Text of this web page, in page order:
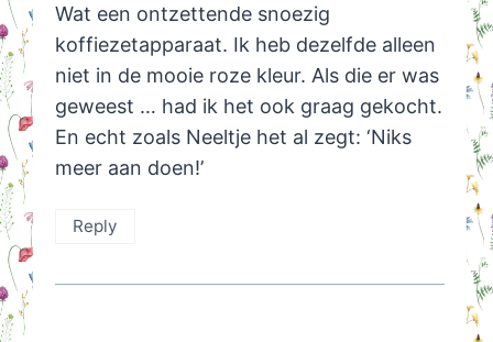
Wat een ontzettende snoezig
koffiezetapparaat. Ik heb dezelfde alleen
niet in de mooie roze kleur. Als die er was
geweest … had ik het ook graag gekocht.
En echt zoals Neeltje het al zegt: ‘Niks
meer aan doen!’
Reply